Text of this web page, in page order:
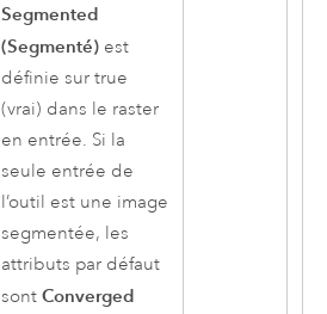
Segmented
(Segmenté)est
définie sur true
(vrai) dans le raster
en entrée. Si la
seule entrée de
l’outil est une image
segmentée, les
attributs par défaut
sont Converged